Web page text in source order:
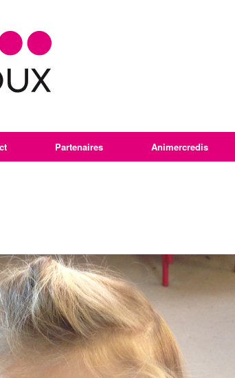
Partenaires Animercredis